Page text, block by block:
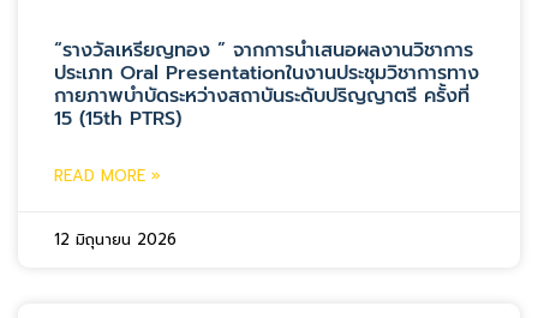
“รางวัลเหรียญทอง ” จากการนำเสนอผลงานวิชาการ
ประเภท Oral Presentationในงานประชุมวิชาการทาง
กายภาพบำบัดระหว่างสถาบันระดับปริญญาตรี ครั้งที่
15 (15th PTRS)
READ MORE »
12 มิถุนายน 2026